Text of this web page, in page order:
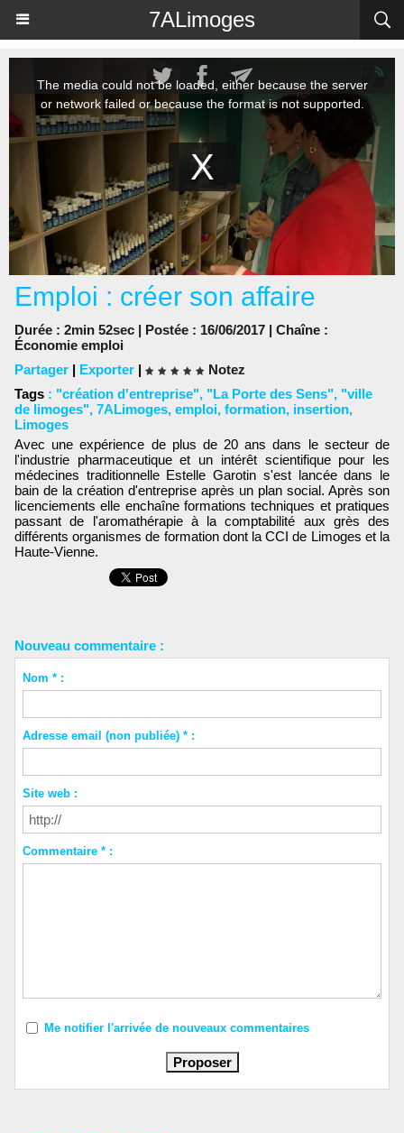
7ALimoges
Emploi : créer son affaire
Durée : 2min 52sec | Postée : 16/06/2017 | Chaîne :
Économie emploi
Partager | Exporter |
Notez
Tags : "création d'entreprise", "La Porte des Sens", "ville
de limoges", 7ALimoges, emploi, formation, insertion,
Limoges
Avec une expérience de plus de 20 ans dans le secteur de
l'industrie pharmaceutique et un intérêt scientifique pour les
médecines traditionnelle Estelle Garotin s'est lancée dans le
bain de la création d'entreprise après un plan social. Après son
licenciements elle enchaîne formations techniques et pratiques
passant de l'aromathérapie à la comptabilité aux grès des
différents organismes de formation dont la CCI de Limoges et la
Haute-Vienne.
Nouveau commentaire :
Nom * :
Adresse email (non publiée) * :
Site web :
Commentaire * :
Me notifier l'arrivée de nouveaux commentaires